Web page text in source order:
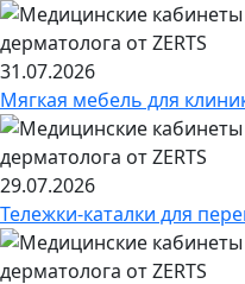
31.07.2026
Мягкая мебель для
29.07.2026
Тележки-каталки для